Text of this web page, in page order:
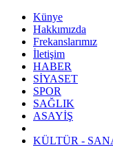
Künye
Hakkımızda
Frekanslarımız
İletişim
HABER
SİYASET
SPOR
SAĞLIK
ASAYİŞ
KÜLTÜR -